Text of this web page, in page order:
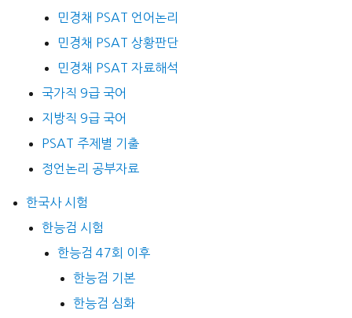
민경채 PSAT 언어논리
민경채 PSAT 상황판단
민경채 PSAT 자료해석
국가직 9급 국어
지방직 9급 국어
PSAT 주제별 기출
정언논리 공부자료
한국사 시험
한능검 시험
한능검 47회 이후
한능검 기본
한능검 심화